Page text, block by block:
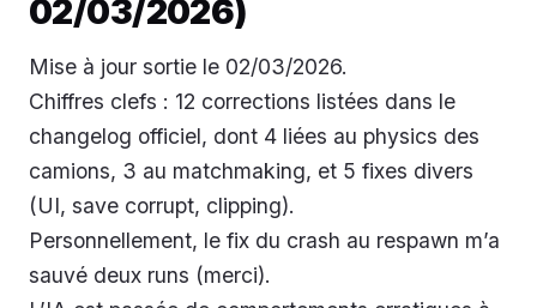
02/03/2026)
Mise à jour sortie le 02/03/2026.
Chiffres clefs : 12 corrections listées dans le
changelog officiel, dont 4 liées au physics des
camions, 3 au matchmaking, et 5 fixes divers
(UI, save corrupt, clipping).
Personnellement, le fix du crash au respawn m’a
sauvé deux runs (merci).